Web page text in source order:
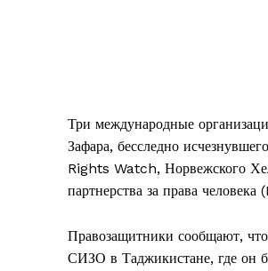
Три международные
Зафара, бесследно
Rights Watch, Норвежского
партнерства за права
Правозащитники сообщают,
СИЗО в Таджикистане, где он